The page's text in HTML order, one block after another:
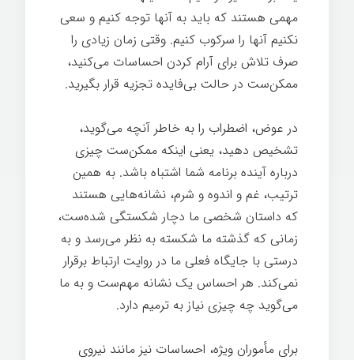
مهمی هستند که باید به آنها توجه کنیم و سعی
نکنیم آنها را سرکوب کنیم. وقتی زمان زیادی را
صرف تلاش برای آرام کردن احساسات می‌کنید،
ممکن‌ست در حالت بی‌فایده تجزیه قرار بگیرید.
در عوض، اضطراب را به خاطر آنچه می‌گوید،
تشخیص دهید، یعنی اینکه ممکن‌ست چیزی
درباره آینده برنامه شما اشتباه باشد. به همین
ترتیب، غم و اندوه و شرم، نشانه‌هایی هستند
که داستان شخصی ما دچار شکستگی شده‌ست،
زمانی که گذشته ما شکسته به نظر می‌رسد و به
درستی با جایگاه فعلی ما در روایت ارتباط برقرار
نمی‌کند. هر احساس یک نشانه مهم‌ست و به ما
می‌گوید چه چیزی نیاز به ترمیم دارد.
برای مأموران ویژه، احساسات نیز مانند نیروی